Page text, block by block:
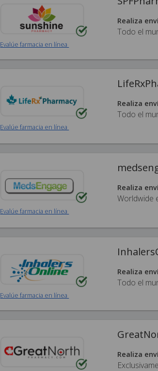
Evalúe farmacia en línea
Realiza
Todo el
Evalúe farmacia en línea
Realiza
Todo el
Evalúe farmacia en línea
Realiza
Worldwide
Evalúe farmacia en línea
Realiza
Todo el
Realiza